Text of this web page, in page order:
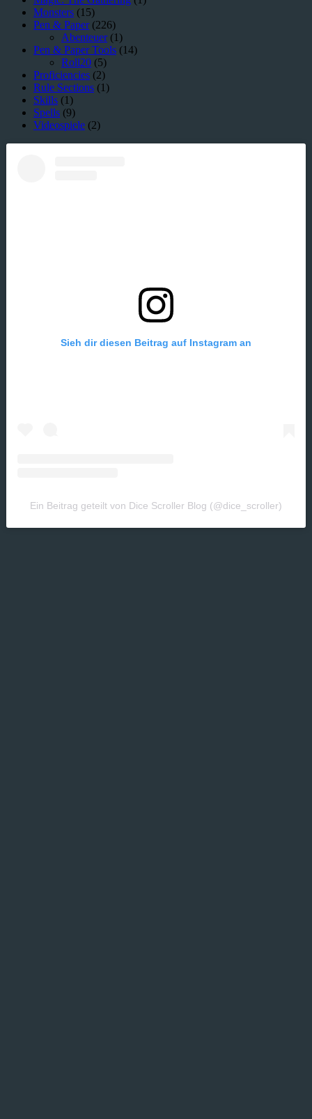
Monsters (15)
Pen & Paper(226)
Abenteuer(1)
Pen & Paper Tools (14)
Roll20 (5)
Proficiencies (2)
Rule Sections (1)
Skills (1)
Spells (9)
Videospiele (2)
Sieh dir diesen Beitrag auf Instagram an
Ein Beitrag geteilt von Dice Scroller Blog (@dice_scroller)